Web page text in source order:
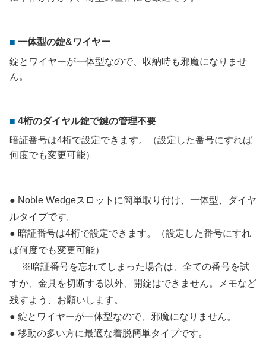
一体型の錠&ワイヤー
錠とワイヤーが一体型なので、収納時も邪魔になりませ
ん。
4桁のダイヤル錠で鍵の管理不要
暗証番号は4桁で設定できます。（設定した番号にすれば
何度でも変更可能）
● Noble Wedgeスロットに簡単取り付け、一体型、ダイヤ
ルタイプです。
● 暗証番号は4桁で設定できます。（設定した番号にすれ
ば何度でも変更可能）
※暗証番号を忘れてしまった場合は、全ての番号を試
すか、金具を切断する以外、開錠はできません。メモなど
残すよう、お願いします。
● 錠とワイヤーが一体型なので、邪魔になりません。
● 移動の多い方に最適な着脱簡単タイプです。